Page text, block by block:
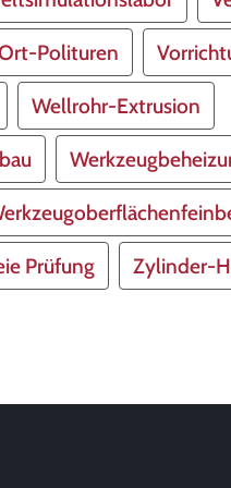
Polituren
Wellrohr-Extrusion
Prüfung Zylinder-